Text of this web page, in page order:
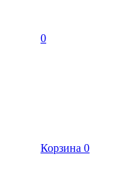
0
Корзина 0